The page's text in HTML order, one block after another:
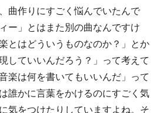
曲作りにすごく悩んでいたんで
ー」とはまた別の曲なんですけ
とはどういうものなのか？」とか
していいんだろう？」って考えて
楽は何を書いてもいいんだ」って
誰かに言葉をかけるのにすごく気
気をつけたりしていますよね。そ